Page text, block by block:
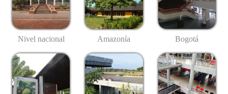
Nivel nacional Amazonía Bogotá